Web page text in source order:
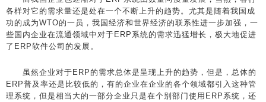
各样对它的需求量还是处在一个不断上升的趋势。尤其是随着我国成
功的成为WTO的一员，我国经济和世界经济的联系性进一步加强，一
些国内企业在流通领域中对于ERP系统的需求迅猛增长，极大地促进
了ERP软件公司的发展。
虽然企业对于ERP的需求总体是呈现上升的趋势，但是，总体的
ERP普及率还是比较低的，有的企业在企业的各个领域都引入这种管
理系统，但是相当大的一部分企业只是在个别部门使用ERP系统，还